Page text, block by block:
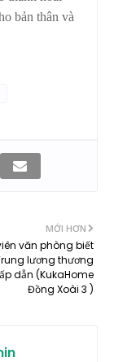
bản thân và
MỚI HƠN
văn phòng biết
lương thương
dẫn (KukaHome
Đồng Xoài 3 )